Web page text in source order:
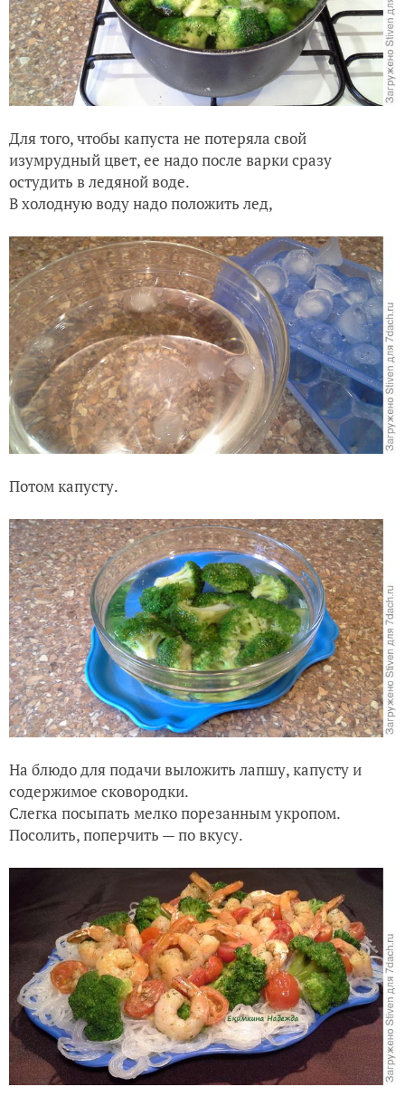
Для того, чтобы капуста не потеряла свой
изумрудный цвет, ее надо после варки сразу
остудить в ледяной воде.
В холодную воду надо положить лед,
Потом капусту.
На блюдо для подачи выложить лапшу, капусту и
содержимое сковородки.
Слегка посыпать мелко порезанным укропом.
Посолить, поперчить — по вкусу.